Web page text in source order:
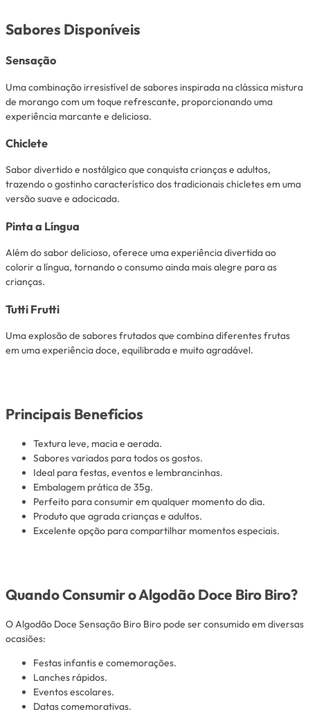
Sabores Disponíveis
Sensação
Uma combinação irresistível de sabores inspirada na clássica mistura
de morango com um toque refrescante, proporcionando uma
experiência marcante e deliciosa.
Chiclete
Sabor divertido e nostálgico que conquista crianças e adultos,
trazendo o gostinho característico dos tradicionais chicletes em uma
versão suave e adocicada.
Pinta a Língua
Além do sabor delicioso, oferece uma experiência divertida ao
colorir a língua, tornando o consumo ainda mais alegre para as
crianças.
Tutti Frutti
Uma explosão de sabores frutados que combina diferentes frutas
em uma experiência doce, equilibrada e muito agradável.
Principais Benefícios
Textura leve, macia e aerada.
Sabores variados para todos os gostos.
Ideal para festas, eventos e lembrancinhas.
Embalagem prática de 35g.
Perfeito para consumir em qualquer momento do dia.
Produto que agrada crianças e adultos.
Excelente opção para compartilhar momentos especiais.
Quando Consumir o Algodão Doce Biro Biro?
O Algodão Doce Sensação Biro Biro pode ser consumido em diversas
ocasiões:
Festas infantis e comemorações.
Lanches rápidos.
Eventos escolares.
Datas comemorativas.